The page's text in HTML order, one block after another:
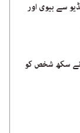
سے بیوی اور
نے سکھ شخص کو